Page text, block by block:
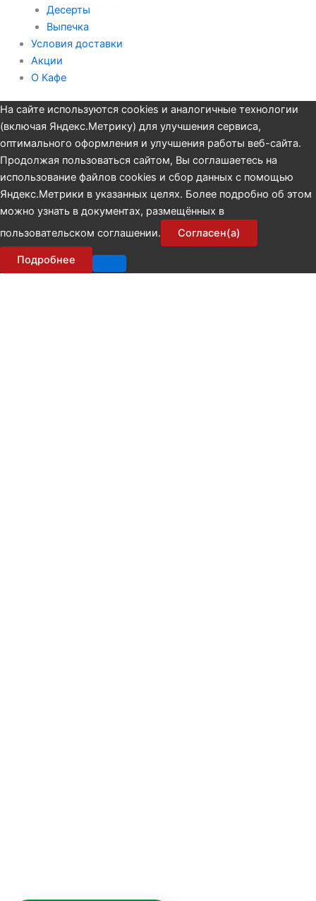
Десерты
Выпечка
Условия доставки
Акции
О Кафе
На сайте используются cookies и аналогичные технологии
(включая Яндекс.Метрику) для улучшения сервиса,
оптимального оформления и улучшения работы веб-сайта.
Продолжая пользоваться сайтом, Вы соглашаетесь на
использование файлов cookies и сбор данных с помощью
Яндекс.Метрики в указанных целях. Более подробно об этом
можно узнать в документах, размещённых в
пользовательском соглашении.
Согласен(а)
Подробнее